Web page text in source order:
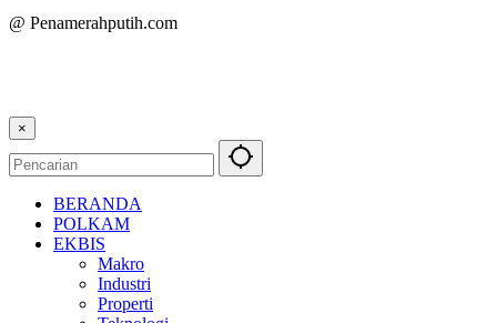
@ Penamerahputih.com
×
BERANDA
POLKAM
EKBIS
Makro
Industri
Properti